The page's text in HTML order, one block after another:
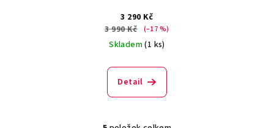
3 290 Kč
3 990 Kč
(–17 %)
Skladem(1 ks)
Detail